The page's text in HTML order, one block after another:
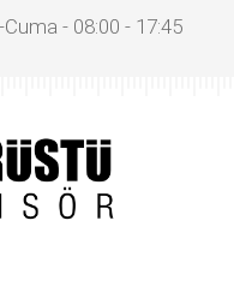
- 08:00 - 17:45